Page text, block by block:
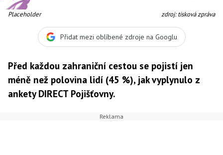
Placeholder zdroj: tisková zpráva
Přidat mezi oblíbené zdroje na Googlu
Před každou zahraniční cestou se pojistí jen
méně než polovina lidí (45 %), jak vyplynulo z
ankety DIRECT Pojišťovny.